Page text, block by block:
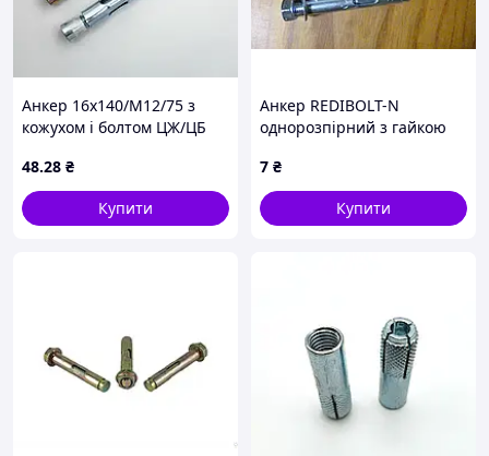
Анкер 16х140/М12/75 з
кожухом і болтом ЦЖ/ЦБ
48.28 ₴
Купити
Анкер REDIBOLT-N
однорозпірний з гайкою
М8/17мм (за одну штуку)
цб
7 ₴
Купити